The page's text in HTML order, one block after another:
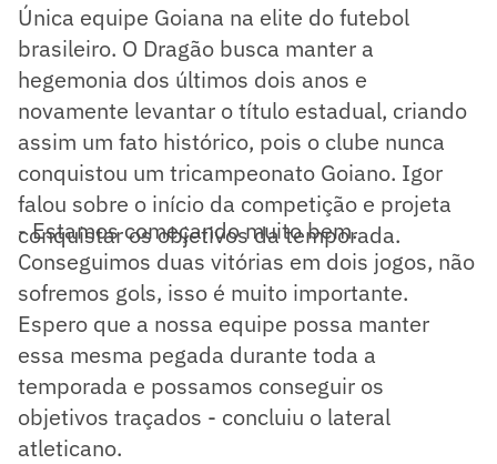
Única equipe Goiana na elite do futebol
brasileiro. O Dragão busca manter a
hegemonia dos últimos dois anos e
novamente levantar o título estadual, criando
assim um fato histórico, pois o clube nunca
conquistou um tricampeonato Goiano. Igor
falou sobre o início da competição e projeta
conquistar os objetivos da temporada.
- Estamos começando muito bem.
Conseguimos duas vitórias em dois jogos, não
sofremos gols, isso é muito importante.
Espero que a nossa equipe possa manter
essa mesma pegada durante toda a
temporada e possamos conseguir os
objetivos traçados - concluiu o lateral
atleticano.